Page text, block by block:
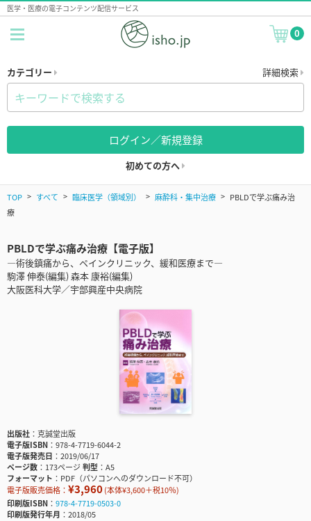
医学・医療の電子コンテンツ配信サービス
0
カテゴリー 詳細検索
ログイン／新規登録
初めての方へ
TOP すべて 臨床医学（領域別） 麻酔科・集中治療
PBLDで学ぶ痛み治
療
PBLDで学ぶ痛み治療【電子版】
―術後鎮痛から、ペインクリニック、緩和医療まで―
駒澤 伸泰(編集) 森本 康裕(編集)
大阪医科大学／宇部興産中央病院
出版社
克誠堂出版
電子版ISBN
978-4-7719-6044-2
電子版発売日
2019/06/17
ページ数
173ページ判型
A5
フォーマット
PDF（パソコンへのダウンロード不可）
電子版販売価格： ¥3,960(本体¥3,600＋税10％)
印刷版ISBN
978-4-7719-0503-0
印刷版発行年月
2018/05